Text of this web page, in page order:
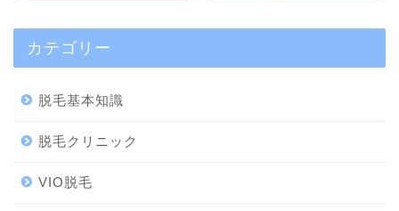
カテゴリー
脱毛基本知識
脱毛クリニック
VIO脱毛